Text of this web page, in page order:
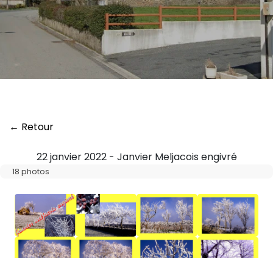
← Retour
22 janvier 2022 - Janvier Meljacois engivré
18 photos